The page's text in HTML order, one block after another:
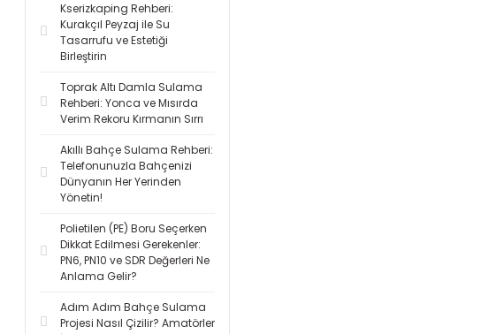
Kserizkaping Rehberi:
Kurakçıl Peyzaj ile Su
Tasarrufu ve Estetiği
Birleştirin
Toprak Altı Damla Sulama
Rehberi: Yonca ve Mısırda
Verim Rekoru Kırmanın Sırrı
Akıllı Bahçe Sulama Rehberi:
Telefonunuzla Bahçenizi
Dünyanın Her Yerinden
Yönetin!
Polietilen (PE) Boru Seçerken
Dikkat Edilmesi Gerekenler:
PN6, PN10 ve SDR Değerleri Ne
Anlama Gelir?
Adım Adım Bahçe Sulama
Projesi Nasıl Çizilir? Amatörler